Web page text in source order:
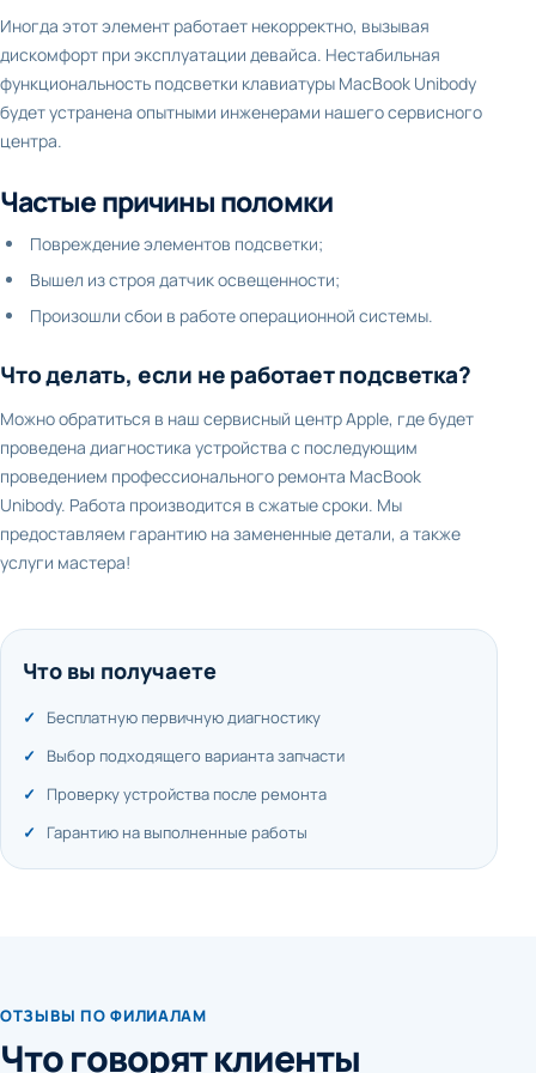
Иногда этот элемент работает некорректно, вызывая
дискомфорт при эксплуатации девайса. Нестабильная
функциональность подсветки клавиатуры MacBook Unibody
будет устранена опытными инженерами нашего сервисного
центра.
Частые причины поломки
Повреждение элементов подсветки;
Вышел из строя датчик освещенности;
Произошли сбои в работе операционной системы.
Что делать, если не работает подсветка?
Можно обратиться в наш сервисный центр Apple, где будет
проведена диагностика устройства с последующим
проведением профессионального ремонта MacBook
Unibody. Работа производится в сжатые сроки. Мы
предоставляем гарантию на замененные детали, а также
услуги мастера!
Что вы получаете
Бесплатную первичную диагностику
Выбор подходящего варианта запчасти
Проверку устройства после ремонта
Гарантию на выполненные работы
ОТЗЫВЫ ПО ФИЛИАЛАМ
Что говорят клиенты